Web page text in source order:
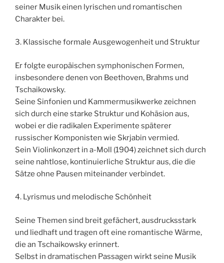
seiner Musik einen lyrischen und romantischen
Charakter bei.
3. Klassische formale Ausgewogenheit und Struktur
Er folgte europäischen symphonischen Formen,
insbesondere denen von Beethoven, Brahms und
Tschaikowsky.
Seine Sinfonien und Kammermusikwerke zeichnen
sich durch eine starke Struktur und Kohäsion aus,
wobei er die radikalen Experimente späterer
russischer Komponisten wie Skrjabin vermied.
Sein Violinkonzert in a-Moll (1904) zeichnet sich durch
seine nahtlose, kontinuierliche Struktur aus, die die
Sätze ohne Pausen miteinander verbindet.
4. Lyrismus und melodische Schönheit
Seine Themen sind breit gefächert, ausdrucksstark
und liedhaft und tragen oft eine romantische Wärme,
die an Tschaikowsky erinnert.
Selbst in dramatischen Passagen wirkt seine Musik